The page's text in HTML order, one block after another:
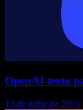
OpenAI texto
13 de julho de 2023